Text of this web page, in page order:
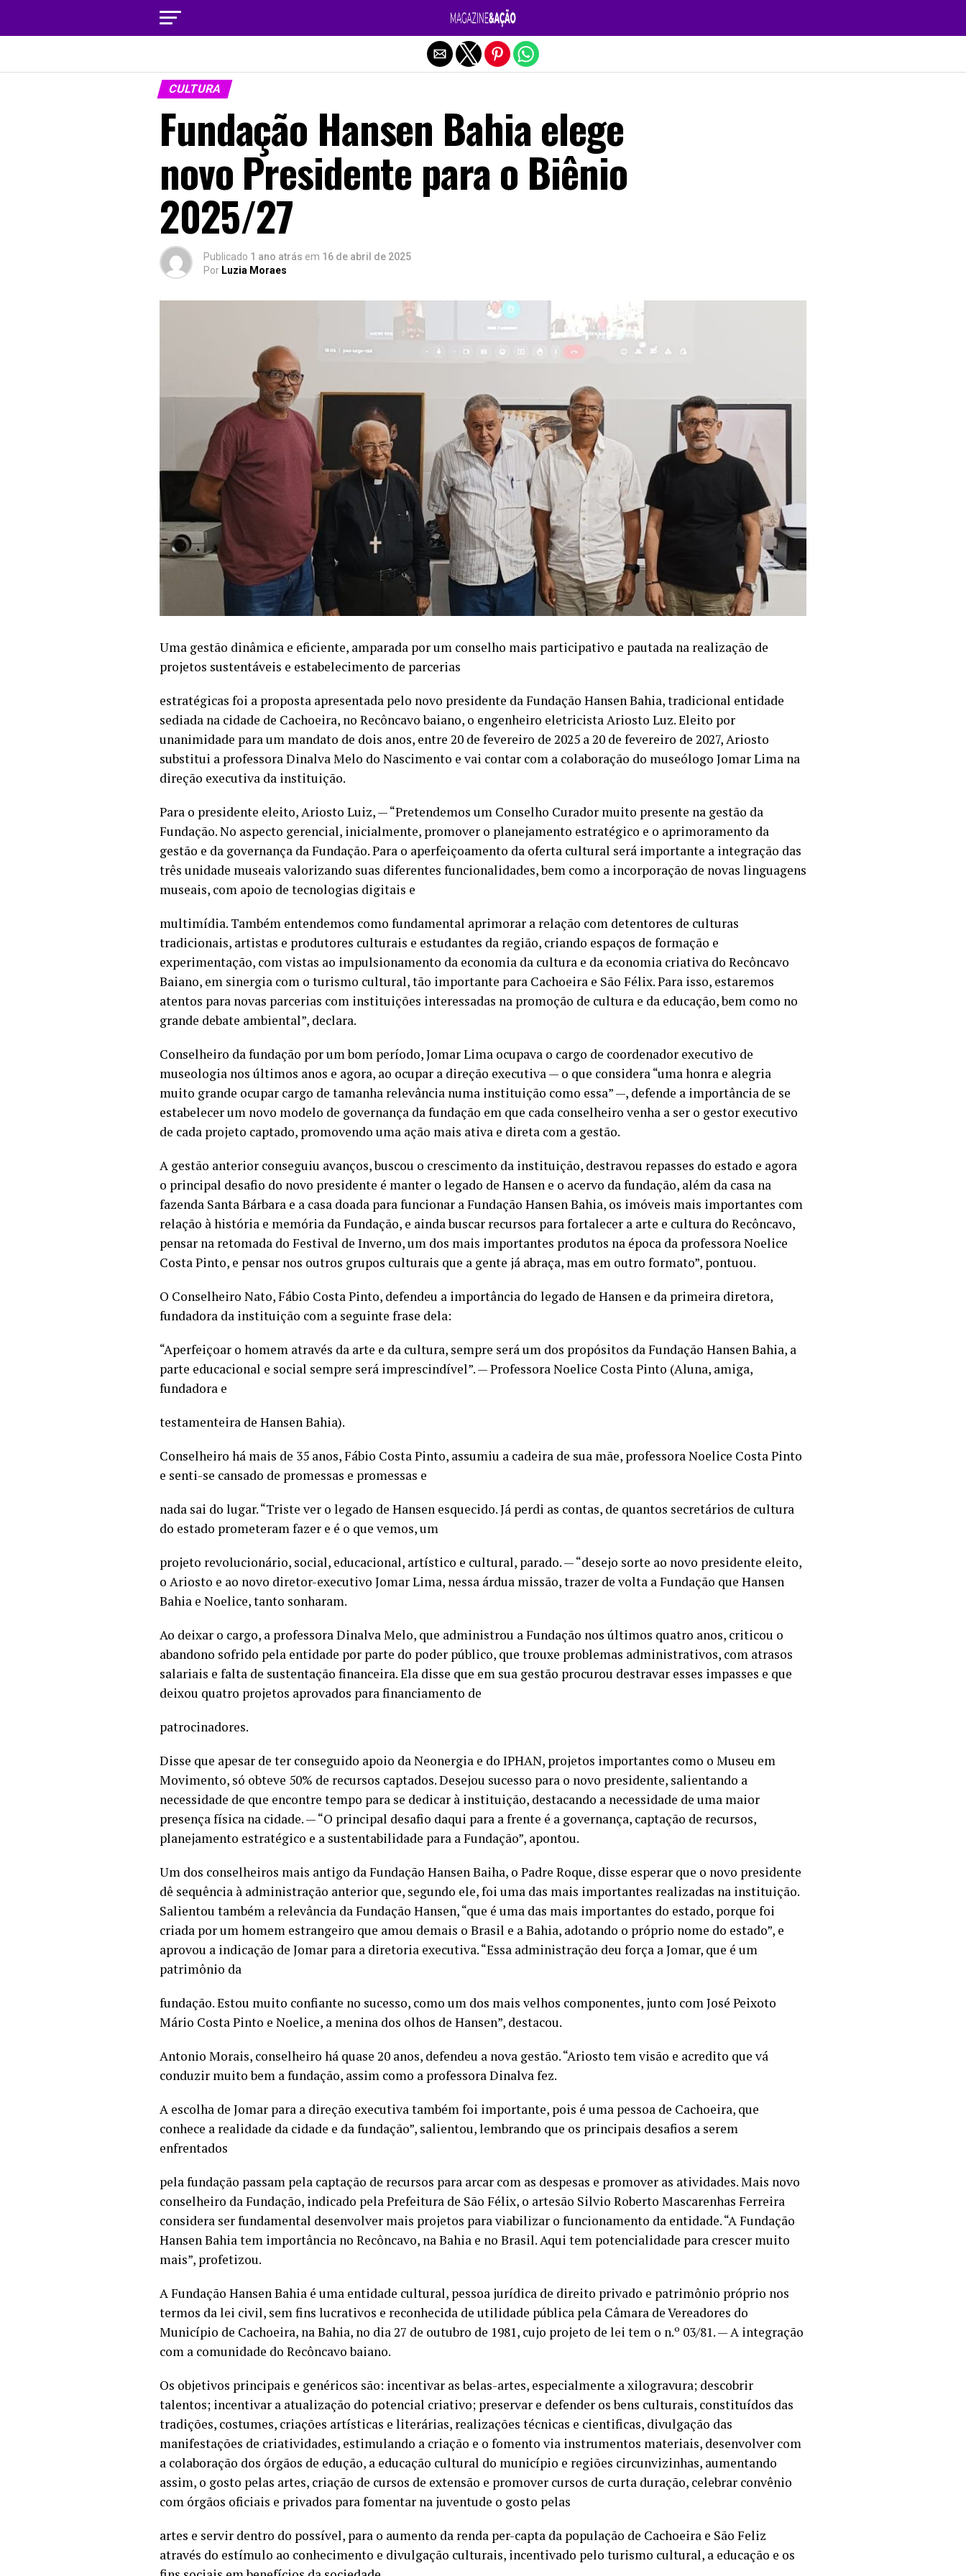
CULTURA
Fundação Hansen Bahia elege
novo Presidente para o Biênio
2025/27
Publicado 1 ano atrás em 16 de abril de 2025
Por Luzia Moraes
Uma gestão dinâmica e eficiente, amparada por um conselho mais participativo e pautada na realização de
projetos sustentáveis e estabelecimento de parcerias
estratégicas foi a proposta apresentada pelo novo presidente da Fundação Hansen Bahia, tradicional entidade
sediada na cidade de Cachoeira, no Recôncavo baiano, o engenheiro eletricista Ariosto Luz. Eleito por
unanimidade para um mandato de dois anos, entre 20 de fevereiro de 2025 a 20 de fevereiro de 2027, Ariosto
substitui a professora Dinalva Melo do Nascimento e vai contar com a colaboração do museólogo Jomar Lima na
direção executiva da instituição.
Para o presidente eleito, Ariosto Luiz, — “Pretendemos um Conselho Curador muito presente na gestão da
Fundação. No aspecto gerencial, inicialmente, promover o planejamento estratégico e o aprimoramento da
gestão e da governança da Fundação. Para o aperfeiçoamento da oferta cultural será importante a integração das
três unidade museais valorizando suas diferentes funcionalidades, bem como a incorporação de novas linguagens
museais, com apoio de tecnologias digitais e
multimídia. Também entendemos como fundamental aprimorar a relação com detentores de culturas
tradicionais, artistas e produtores culturais e estudantes da região, criando espaços de formação e
experimentação, com vistas ao impulsionamento da economia da cultura e da economia criativa do Recôncavo
Baiano, em sinergia com o turismo cultural, tão importante para Cachoeira e São Félix. Para isso, estaremos
atentos para novas parcerias com instituições interessadas na promoção de cultura e da educação, bem como no
grande debate ambiental”, declara.
Conselheiro da fundação por um bom período, Jomar Lima ocupava o cargo de coordenador executivo de
museologia nos últimos anos e agora, ao ocupar a direção executiva — o que considera “uma honra e alegria
muito grande ocupar cargo de tamanha relevância numa instituição como essa” —, defende a importância de se
estabelecer um novo modelo de governança da fundação em que cada conselheiro venha a ser o gestor executivo
de cada projeto captado, promovendo uma ação mais ativa e direta com a gestão.
A gestão anterior conseguiu avanços, buscou o crescimento da instituição, destravou repasses do estado e agora
o principal desafio do novo presidente é manter o legado de Hansen e o acervo da fundação, além da casa na
fazenda Santa Bárbara e a casa doada para funcionar a Fundação Hansen Bahia, os imóveis mais importantes com
relação à história e memória da Fundação, e ainda buscar recursos para fortalecer a arte e cultura do Recôncavo,
pensar na retomada do Festival de Inverno, um dos mais importantes produtos na época da professora Noelice
Costa Pinto, e pensar nos outros grupos culturais que a gente já abraça, mas em outro formato”, pontuou.
O Conselheiro Nato, Fábio Costa Pinto, defendeu a importância do legado de Hansen e da primeira diretora,
fundadora da instituição com a seguinte frase dela:
“Aperfeiçoar o homem através da arte e da cultura, sempre será um dos propósitos da Fundação Hansen Bahia, a
parte educacional e social sempre será imprescindível”. — Professora Noelice Costa Pinto (Aluna, amiga,
fundadora e
testamenteira de Hansen Bahia).
Conselheiro há mais de 35 anos, Fábio Costa Pinto, assumiu a cadeira de sua mãe, professora Noelice Costa Pinto
e senti-se cansado de promessas e promessas e
nada sai do lugar. “Triste ver o legado de Hansen esquecido. Já perdi as contas, de quantos secretários de cultura
do estado prometeram fazer e é o que vemos, um
projeto revolucionário, social, educacional, artístico e cultural, parado. — “desejo sorte ao novo presidente eleito,
o Ariosto e ao novo diretor-executivo Jomar Lima, nessa árdua missão, trazer de volta a Fundação que Hansen
Bahia e Noelice, tanto sonharam.
Ao deixar o cargo, a professora Dinalva Melo, que administrou a Fundação nos últimos quatro anos, criticou o
abandono sofrido pela entidade por parte do poder público, que trouxe problemas administrativos, com atrasos
salariais e falta de sustentação financeira. Ela disse que em sua gestão procurou destravar esses impasses e que
deixou quatro projetos aprovados para financiamento de
patrocinadores.
Disse que apesar de ter conseguido apoio da Neonergia e do IPHAN, projetos importantes como o Museu em
Movimento, só obteve 50% de recursos captados. Desejou sucesso para o novo presidente, salientando a
necessidade de que encontre tempo para se dedicar à instituição, destacando a necessidade de uma maior
presença física na cidade. — “O principal desafio daqui para a frente é a governança, captação de recursos,
planejamento estratégico e a sustentabilidade para a Fundação”, apontou.
Um dos conselheiros mais antigo da Fundação Hansen Baiha, o Padre Roque, disse esperar que o novo presidente
dê sequência à administração anterior que, segundo ele, foi uma das mais importantes realizadas na instituição.
Salientou também a relevância da Fundação Hansen, “que é uma das mais importantes do estado, porque foi
criada por um homem estrangeiro que amou demais o Brasil e a Bahia, adotando o próprio nome do estado”, e
aprovou a indicação de Jomar para a diretoria executiva. “Essa administração deu força a Jomar, que é um
patrimônio da
fundação. Estou muito confiante no sucesso, como um dos mais velhos componentes, junto com José Peixoto
Mário Costa Pinto e Noelice, a menina dos olhos de Hansen”, destacou.
Antonio Morais, conselheiro há quase 20 anos, defendeu a nova gestão. “Ariosto tem visão e acredito que vá
conduzir muito bem a fundação, assim como a professora Dinalva fez.
A escolha de Jomar para a direção executiva também foi importante, pois é uma pessoa de Cachoeira, que
conhece a realidade da cidade e da fundação”, salientou, lembrando que os principais desafios a serem
enfrentados
pela fundação passam pela captação de recursos para arcar com as despesas e promover as atividades. Mais novo
conselheiro da Fundação, indicado pela Prefeitura de São Félix, o artesão Silvio Roberto Mascarenhas Ferreira
considera ser fundamental desenvolver mais projetos para viabilizar o funcionamento da entidade. “A Fundação
Hansen Bahia tem importância no Recôncavo, na Bahia e no Brasil. Aqui tem potencialidade para crescer muito
mais”, profetizou.
A Fundação Hansen Bahia é uma entidade cultural, pessoa jurídica de direito privado e patrimônio próprio nos
termos da lei civil, sem fins lucrativos e reconhecida de utilidade pública pela Câmara de Vereadores do
Município de Cachoeira, na Bahia, no dia 27 de outubro de 1981, cujo projeto de lei tem o n.º 03/81. — A integração
com a comunidade do Recôncavo baiano.
Os objetivos principais e genéricos são: incentivar as belas-artes, especialmente a xilogravura; descobrir
talentos; incentivar a atualização do potencial criativo; preservar e defender os bens culturais, constituídos das
tradições, costumes, criações artísticas e literárias, realizações técnicas e cientificas, divulgação das
manifestações de criatividades, estimulando a criação e o fomento via instrumentos materiais, desenvolver com
a colaboração dos órgãos de edução, a educação cultural do município e regiões circunvizinhas, aumentando
assim, o gosto pelas artes, criação de cursos de extensão e promover cursos de curta duração, celebrar convênio
com órgãos oficiais e privados para fomentar na juventude o gosto pelas
artes e servir dentro do possível, para o aumento da renda per-capta da população de Cachoeira e São Feliz
através do estímulo ao conhecimento e divulgação culturais, incentivado pelo turismo cultural, a educação e os
Sair da versão mobile